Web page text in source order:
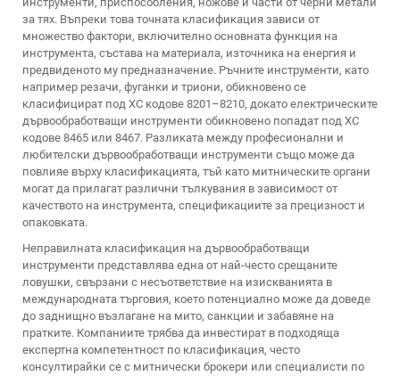
за тях. Въпреки това точната класификация зависи от
множество фактори, включително основната функция на
инструмента, състава на материала, източника на енергия и
предвиденото му предназначение. Ръчните инструменти, като
например резачи, фуганки и триони, обикновено се
класифицират под ХС кодове 8201–8210, докато електрическите
дървообработващи инструменти обикновено попадат под ХС
кодове 8465 или 8467. Разликата между професионални и
любителски дървообработващи инструменти също може да
повлияе върху класификацията, тъй като митническите органи
могат да прилагат различни тълкувания в зависимост от
качеството на инструмента, спецификациите за прецизност и
опаковката.
Неправилната класификация на дървообработващи
инструменти представлява една от най-често срещаните
ловушки, свързани с несъответствие на изискванията в
международната търговия, което потенциално може да доведе
до заднищно възлагане на мито, санкции и забавяне на
пратките. Компаниите трябва да инвестират в подходяща
експертна компетентност по класификация, често
консултирайки се с митнически брокери или специалисти по